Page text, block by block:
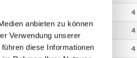
anbieten zu können
Verwendung unserer
diese Informationen
4
4
66 90 1560 4